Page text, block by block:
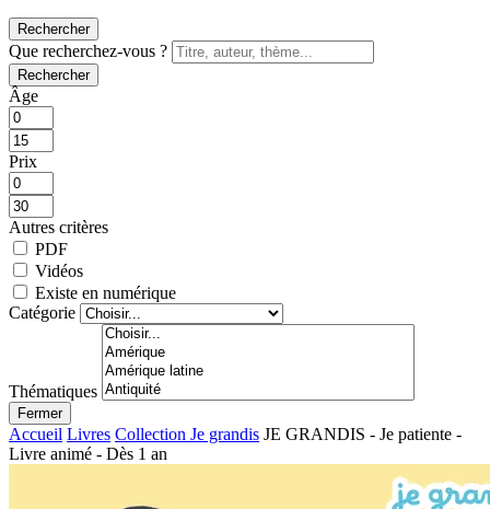
Rechercher
Que recherchez-vous ?
Rechercher
Âge
Prix
Autres critères
PDF
Vidéos
Existe en numérique
Catégorie
Thématiques
Fermer
Accueil Livres Collection Je grandis JE GRANDIS - Je patiente -
Livre animé - Dès 1 an